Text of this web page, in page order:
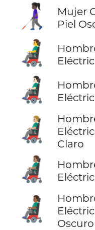
👩🏿‍🦯
Mujer
Piel
👨‍🦼
👨🏻‍🦼
👨🏼‍🦼
Claro
👨🏽‍🦼
👨🏾‍🦼
Oscuro